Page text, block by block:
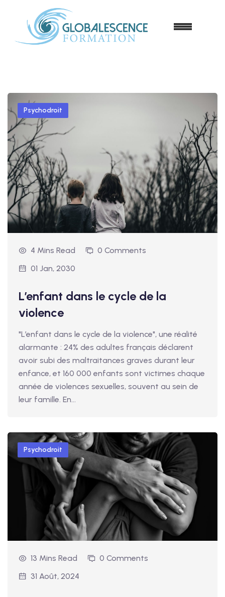
Psychodroit
4 Mins Read
0 Comments
01 Jan, 2030
L’enfant dans le cycle de la
violence
"L’enfant dans le cycle de la violence", une réalité
alarmante : 24% des adultes français déclarent
avoir subi des maltraitances graves durant leur
enfance, et 160 000 enfants sont victimes chaque
année de violences sexuelles, souvent au sein de
leur famille. En...
Psychodroit
13 Mins Read
0 Comments
31 Août, 2024